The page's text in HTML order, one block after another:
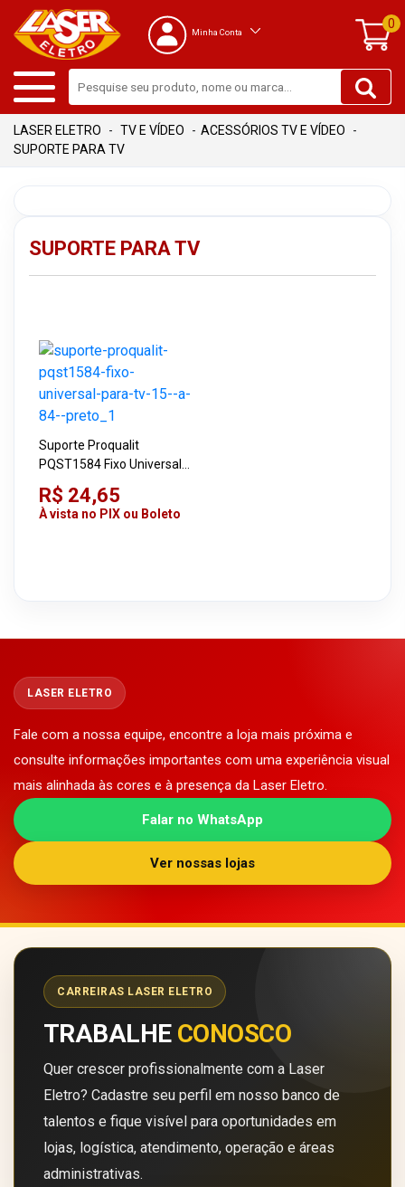
Minha Conta
0
TV E VÍDEO
ACESSÓRIOS TV E VÍDEO
SUPORTE PARA TV
SUPORTE PARA TV
Suporte Proqualit
PQST1584 Fixo Universal
para TV 15" a 84" Preto
R$ 24,65
À vista no PIX ou Boleto
LASER ELETRO
Fale com a nossa equipe, encontre a loja mais próxima e
consulte informações importantes com uma experiência visual
mais alinhada às cores e à presença da Laser Eletro.
Falar no WhatsApp
Ver nossas lojas
CARREIRAS LASER ELETRO
TRABALHE CONOSCO
Quer crescer profissionalmente com a Laser
Eletro? Cadastre seu perfil em nosso banco de
talentos e fique visível para oportunidades em
lojas, logística, atendimento, operação e áreas
administrativas.